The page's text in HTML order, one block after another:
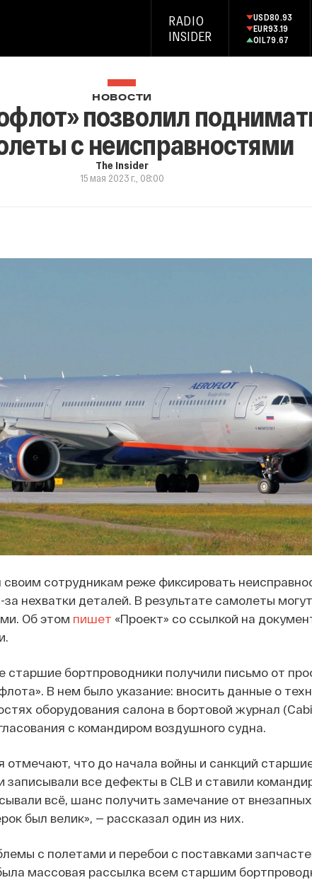
RADIO
INSIDER
USD80.93
EUR93.19
OIL79.67
НОВОСТИ
позволил
с неисправностями
The Insider
15 мая 2023 г., 08:00
своим сотрудникам реже фиксировать
нехватки деталей. В результате самолеты
Об этом пишет «Проект» со ссылкой на
старшие бортпроводники получили письмо от
В нем было указание: вносить данные о
оборудования салона в бортовой журнал
с командиром воздушного судна.
отмечают, что до начала войны и санкций
записывали все дефекты в CLB и ставили
всё, шанс получить замечание от внезапных
был велик», — рассказал один из них.
с полетами и перебои с поставками
массовая рассылка всем старшим